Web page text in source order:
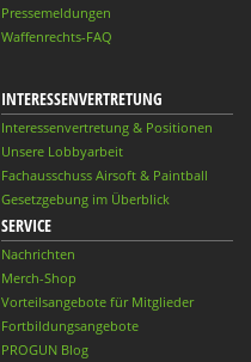
Pressemeldungen
Waffenrechts-FAQ
INTERESSENVERTRETUNG
Interessenvertretung & Positionen
Unsere Lobbyarbeit
Fachausschuss Airsoft & Paintball
Gesetzgebung im Überblick
SERVICE
Nachrichten
Merch-Shop
Vorteilsangebote für Mitglieder
Fortbildungsangebote
PROGUN Blog